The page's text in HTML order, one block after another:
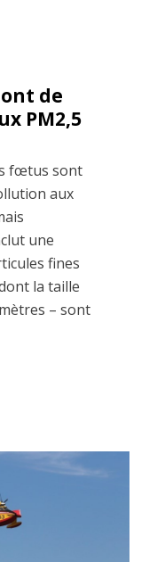
de
PM2,5
fœtus sont
aux
une
fines
la taille
– sont